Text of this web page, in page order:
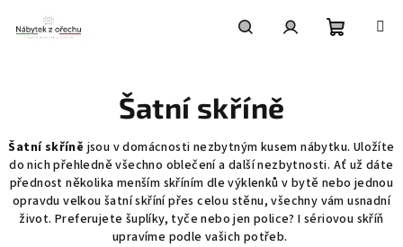
obsah
Šatní skříně
Šatní skříně jsou v domácnosti nezbytným kusem nábytku. Uložíte
do nich přehledně všechno oblečení a další nezbytnosti. Ať už dáte
přednost několika menším skříním dle výklenků v bytě nebo jednou
opravdu velkou šatní skříní přes celou stěnu, všechny vám usnadní
život. Preferujete šuplíky, tyče nebo jen police? I sériovou skříň
upravíme podle vašich potřeb.